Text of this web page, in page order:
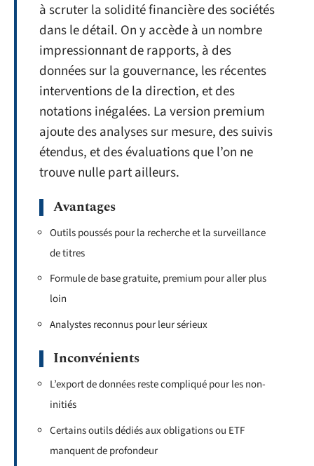
à scruter la solidité financière des sociétés
dans le détail. On y accède à un nombre
impressionnant de rapports, à des
données sur la gouvernance, les récentes
interventions de la direction, et des
notations inégalées. La version premium
ajoute des analyses sur mesure, des suivis
étendus, et des évaluations que l’on ne
trouve nulle part ailleurs.
Avantages
Outils poussés pour la recherche et la surveillance
de titres
Formule de base gratuite, premium pour aller plus
loin
Analystes reconnus pour leur sérieux
Inconvénients
L’export de données reste compliqué pour les non-
initiés
Certains outils dédiés aux obligations ou ETF
manquent de profondeur